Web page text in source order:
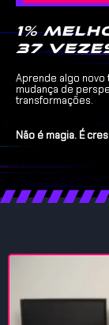
1%
37
Aprende algo novo
mudança de
transformações.
Não é magia. É